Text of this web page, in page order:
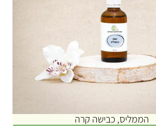
הממליס, כבישה קרה